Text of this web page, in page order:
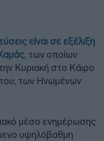
είναι σε εξέλιξη
, των οποίων
Κυριακή στο Κάιρο
των Ηνωμένων
μέσο ενημέρωσης
υψηλόβαθμη